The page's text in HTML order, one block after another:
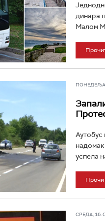
динара
Малом
успела
СРЕДА, 16.